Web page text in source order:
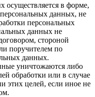
осуществляется в форме,
данных, не
персональных
данных не
стороной
поручителем по
данных.
уничтожаются либо
обработки или в случае
этих целей, если иное не